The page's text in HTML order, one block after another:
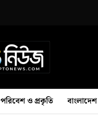
পরিবেশ ও প্রকৃতি বাংলাদেশ